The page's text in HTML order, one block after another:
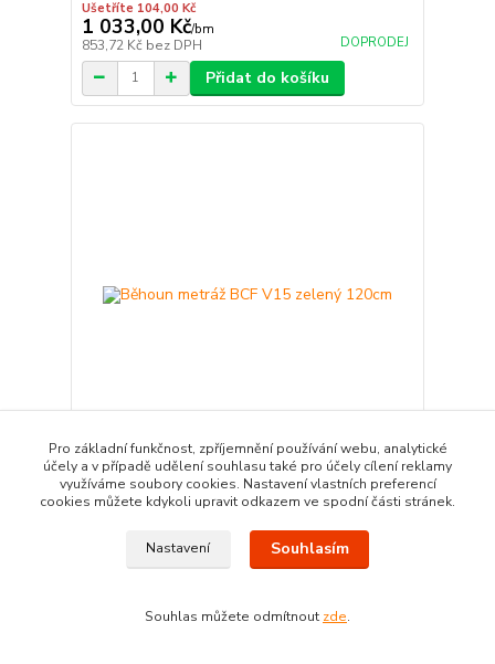
Ušetříte 104,00 Kč
1 033,00 Kč/bm
853,72 Kč bez DPH DOPRODEJ
Přidat do košíku
Běhoun metráž BCF V15 zelený 120cm
719,00 Kč/bm
Přidat do košíku
Pro základní funkčnost, zpříjemnění používání webu, analytické
účely a v případě udělení souhlasu také pro účely cílení reklamy
využíváme soubory cookies. Nastavení vlastních preferencí
cookies můžete kdykoli upravit odkazem ve spodní části stránek.
Nastavení Souhlasím
Souhlas můžete odmítnout zde.